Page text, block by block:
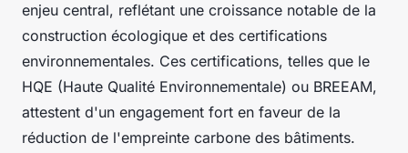
enjeu central, reflétant une croissance notable de la
construction écologique et des certifications
environnementales. Ces certifications, telles que le
HQE (Haute Qualité Environnementale) ou BREEAM,
attestent d'un engagement fort en faveur de la
réduction de l'empreinte carbone des bâtiments.